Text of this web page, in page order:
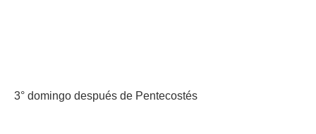
3° domingo después de Pentecostés